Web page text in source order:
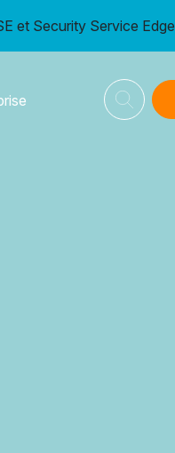
et Security Service Edge